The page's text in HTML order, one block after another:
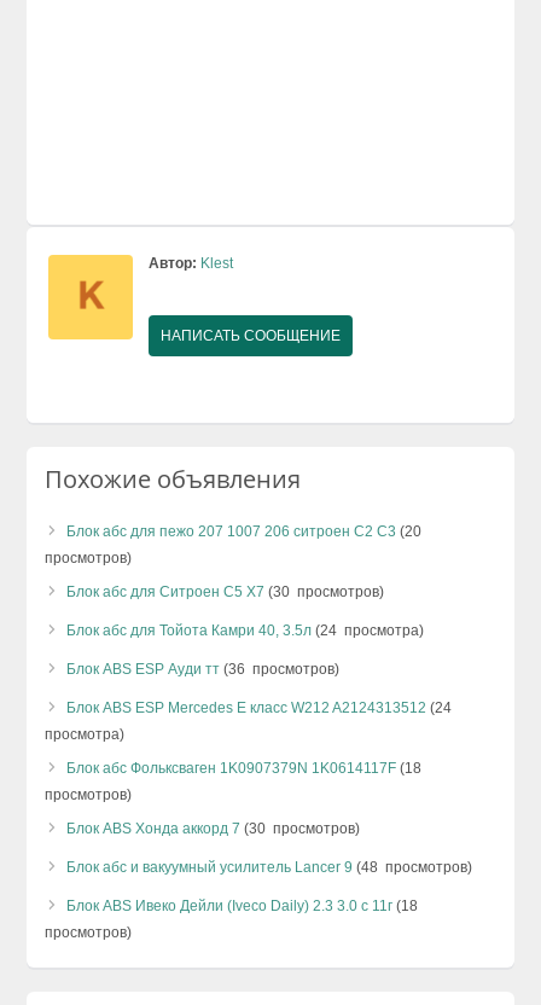
Автор: Klest
НАПИСАТЬ СООБЩЕНИЕ
Похожие объявления
Блок абс для пежо 207 1007 206 ситроен С2 С3 (20
просмотров)
Блок абс для Ситроен C5 X7 (30 просмотров)
Блок абс для Тойота Камри 40, 3.5л (24 просмотра)
Блок ABS ESP Ауди тт (36 просмотров)
Блок ABS ESP Mercedes E класс W212 A2124313512 (24
просмотра)
Блок абс Фольксваген 1K0907379N 1K0614117F (18
просмотров)
Блок ABS Хонда аккорд 7 (30 просмотров)
Блок абс и вакуумный усилитель Lancer 9 (48 просмотров)
Блок ABS Ивеко Дейли (Iveco Daily) 2.3 3.0 с 11г (18
просмотров)